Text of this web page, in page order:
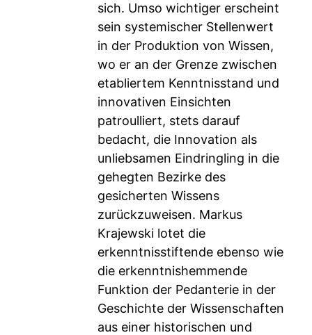
sich. Umso wichtiger erscheint
sein systemischer Stellenwert
in der Produktion von Wissen,
wo er an der Grenze zwischen
etabliertem Kenntnisstand und
innovativen Einsichten
patroulliert, stets darauf
bedacht, die Innovation als
unliebsamen Eindringling in die
gehegten Bezirke des
gesicherten Wissens
zurückzuweisen. Markus
Krajewski lotet die
erkenntnisstiftende ebenso wie
die erkenntnishemmende
Funktion der Pedanterie in der
Geschichte der Wissenschaften
aus einer historischen und